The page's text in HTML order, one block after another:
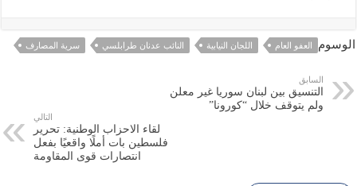
الوسوم العفو العام اللجان النيابية النائب عدنان طرابلسي سرية المصارف
السابق
التنسيق بين لبنان سوريا غير معلن
ولم يتوقف خلال “كورونا”
التالي
لقاء الاحزاب الوطنية: تحرير
فلسطين بات أملًا واقعيًا بفعل
انتصارات قوى المقاومة